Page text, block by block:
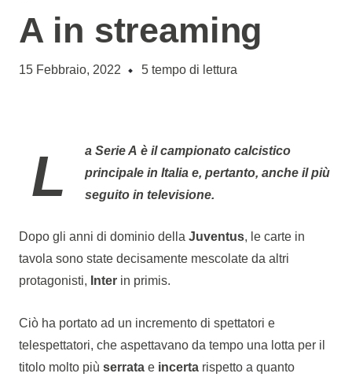
A in streaming
15 Febbraio, 2022 5 tempo di lettura
La Serie A è il campionato calcistico
principale in Italia e, pertanto, anche il più
seguito in televisione.
Dopo gli anni di dominio della Juventus, le carte in
tavola sono state decisamente mescolate da altri
protagonisti, Interin primis.
Ciò ha portato ad un incremento di spettatori e
telespettatori, che aspettavano da tempo una lotta per il
titolo molto più serratae incertarispetto a quanto